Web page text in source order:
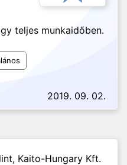
teljes munkaidőben.
2019. 09. 02.
Kaito-Hungary Kft.